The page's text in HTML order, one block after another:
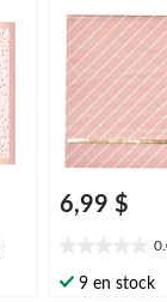
6,99 $
étoile(s)
9 en stock